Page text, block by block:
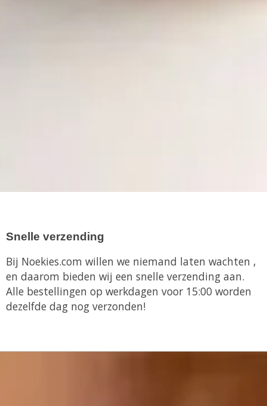
Snelle verzending
Bij Noekies.com willen we niemand laten wachten ,
en daarom bieden wij een snelle verzending aan.
Alle bestellingen op werkdagen voor 15:00 worden
dezelfde dag nog verzonden!